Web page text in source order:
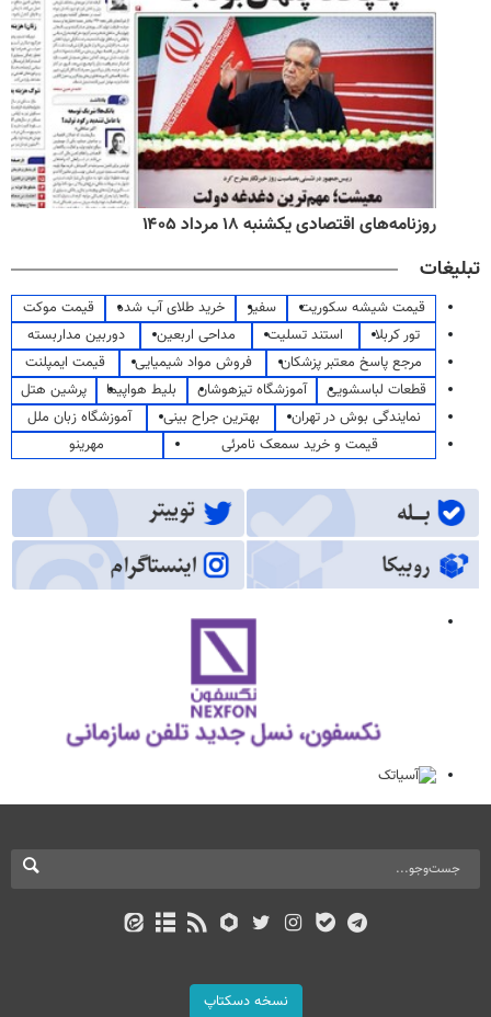
روزنامه‌های اقتصادی یکشنبه ۱۸ مرداد ۱۴۰۵
تبلیغات
قیمت شیشه سکوریت سفیر خرید طلای آب شده
قیمت موکت
تور کربلا
استند تسلیت مداحی اربعین
دوربین مداربسته
مرجع پاسخ معتبر پزشکان
فروش مواد شیمیایی
قیمت ایمپلنت
قطعات لباسشویی
آموزشگاه تیزهوشان بلیط هواپیما
پرشین هتل
نمایندگی بوش در تهران
بهترین جراح بینی
آموزشگاه زبان ملل
قیمت و خرید سمعک نامرئی
مهرینو
نسخه دسکتاپ